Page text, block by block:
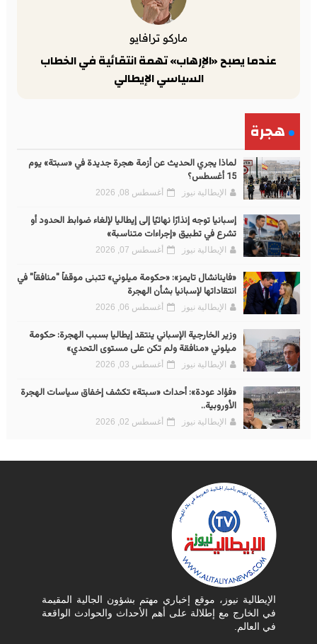
ماركو ترافايو
عندما يصبح «الإرهاب» تهمة انتقائية في الخطاب
السياسي الإيطالي
هجرة
لماذا يجري الحديث عن أزمة هجرة جديدة في «سبتة» يوم
15 أغسطس؟
الإيطالية نيوز أغسطس 08, 2026
إسبانيا توجه إنذارًا نهائيًا إلى إيطاليا لإلغاء ضوابط الحدود أو
تشرع في تطبيق «إجراءات متناسبة»
الإيطالية نيوز أغسطس 07, 2026
«فاينانشال تايمز»: «حكومة ميلوني» تتبنى موقفاً "منافقاً" في
انتقاداتها لإسبانيا بشأن الهجرة
الإيطالية نيوز أغسطس 06, 2026
وزير الخارجية الإسباني ينتقد إيطاليا بسبب الهجرة: حكومة
ميلوني «منافقة ولم تكن على مستوى التحدي»
الإيطالية نيوز أغسطس 03, 2026
«فؤاد عودة»: أحداث «سبتة» تكشف إخفاق سياسات الهجرة
الأوروبية..
الإيطالية نيوز أغسطس 02, 2026
الإيطالية نيوز، موقع إخباري مهتم بشؤون الجالية المقيمة
في الخارج مع إطلالة على أهم الأحداث والحوادث الواقعة
في العالم.